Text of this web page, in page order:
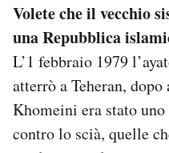
Volete che il vecchio
una Repubblica
L’1 febbraio 1979
atterrò a Teheran,
Khomeini era stato
contro lo scià, quelle